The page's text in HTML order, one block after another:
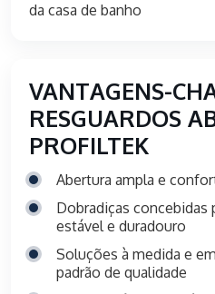
da casa de banho
VANTAGENS-
RESGUARDOS
PROFILTEK
Abertura ampla e
Dobradiças
estável e duradouro
Soluções à medida e
padrão de qualidade